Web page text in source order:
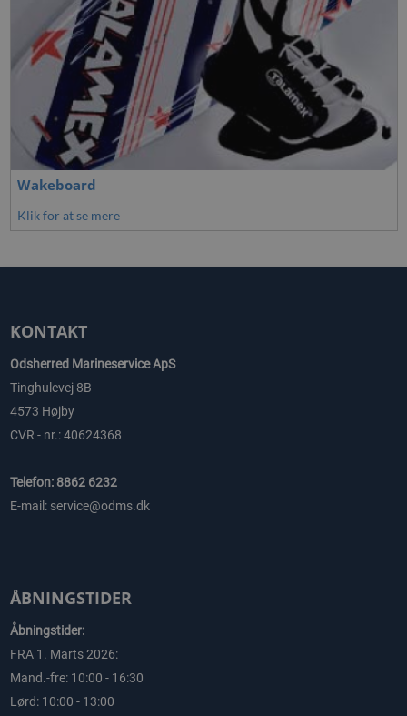
Wakeboard
Klik for at se mere
KONTAKT
Odsherred Marineservice ApS
Tinghulevej 8B
4573 Højby
CVR - nr.: 40624368
Telefon: 8862 6232
E-mail: service@odms.dk
ÅBNINGSTIDER
Åbningstider:
FRA 1. Marts 2026:
Mand.-fre: 10:00 - 16:30
Lørd: 10:00 - 13:00